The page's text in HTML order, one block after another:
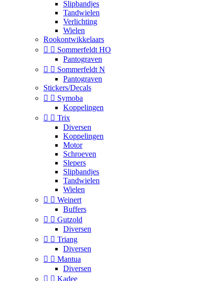
Slipbandjes
Tandwielen
Verlichting
Wielen
Rookontwikkelaars
  Sommerfeldt HO
Pantograven
  Sommerfeldt N
Pantograven
Stickers/Decals
  Symoba
Koppelingen
  Trix
Diversen
Koppelingen
Motor
Schroeven
Slepers
Slipbandjes
Tandwielen
Wielen
  Weinert
Buffers
  Gutzold
Diversen
  Triang
Diversen
  Mantua
Diversen
  Kadee